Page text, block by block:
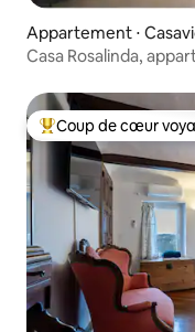
Appartement ⋅
Casa Rosalinda,
Coups de cœur
Coup de cœur